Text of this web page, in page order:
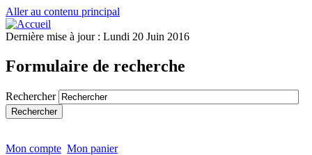
Aller au contenu principal
Dernière mise à jour : Lundi 20 Juin 2016
Formulaire de recherche
Rechercher
Mon compte Mon panier